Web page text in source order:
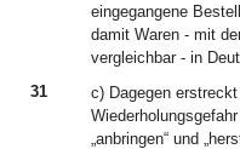
eingegangene
damit Waren - mit
vergleichbar - in
31
c) Dagegen
„anbringen“ und